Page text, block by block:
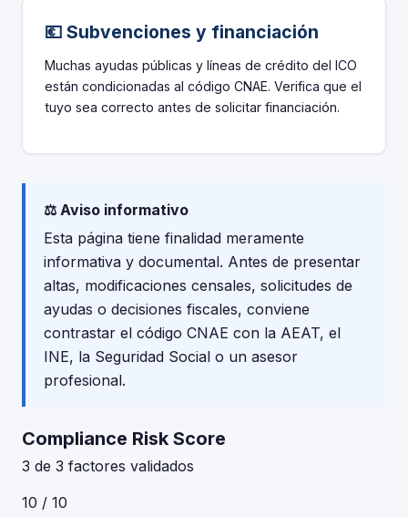
💶 Subvenciones y financiación
Muchas ayudas públicas y líneas de crédito del ICO
están condicionadas al código CNAE. Verifica que el
tuyo sea correcto antes de solicitar financiación.
⚖️ Aviso informativo
Esta página tiene finalidad meramente
informativa y documental. Antes de presentar
altas, modificaciones censales, solicitudes de
ayudas o decisiones fiscales, conviene
contrastar el código CNAE con la AEAT, el
INE, la Seguridad Social o un asesor
profesional.
Compliance Risk Score
3 de 3 factores validados
10 / 10